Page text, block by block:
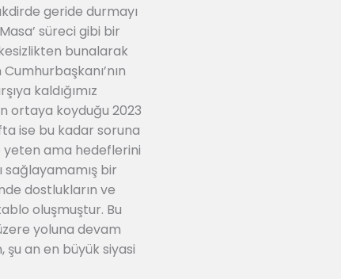
geride durmayı
süreci gibi bir
bunalarak
kaldığımız
ortaya koyduğu 2023
ise bu kadar soruna
ama hedeflerini
bir
dostlukların ve
oluşmuştur. Bu
yoluna devam
an en büyük siyasi